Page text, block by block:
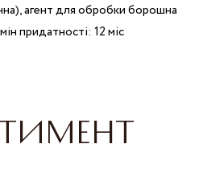
агент для обробки борошна
придатності: 12 міс